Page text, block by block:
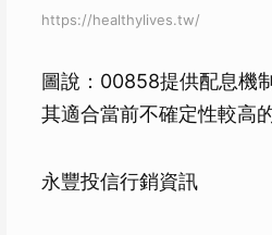
https://healthylives.tw/
圖說：00858提供配息機
其適合當前不確定性較高
永豐投信行銷資訊